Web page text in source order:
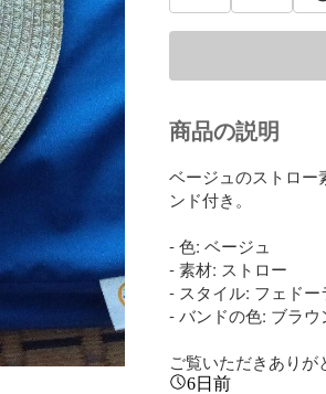
商品の説明
ベージュのストロー
ンド付き。
- 色: ベージュ
- 素材: ストロー
- スタイル: フェドー
- バンドの色: ブラウ
ご覧いただきありが
6日前